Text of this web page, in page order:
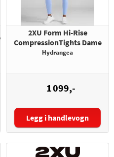
2XU Form Hi-Rise
CompressionTights Dame
Hydrangea
1 099,-
Størrelse:
Legg i handlevogn